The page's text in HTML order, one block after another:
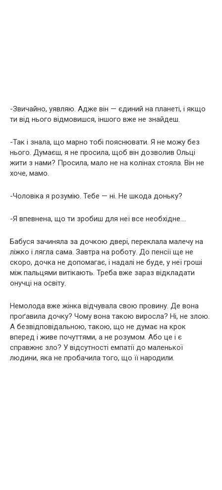
-Звичайно, уявляю. Адже він — єдиний на планеті, і якщо
ти від нього відмовишся, іншого вже не знайдеш.
-Так і знала, що марно тобі пояснювати. Я не можу без
нього. Думаєш, я не просила, щоб він дозволив Ольці
жити з нами? Просила, мало не на колінах стояла. Він не
хоче, мамо.
-Чоловіка я розумію. Тебе — ні. Не шкода доньку?
-Я впевнена, що ти зробиш для неї все необхідне….
Бабуся зачиняла за дочкою двері, переклала малечу на
ліжко і лягла сама. Завтра на роботу. До пенсії ще не
скоро, дочка не допомагає, і надалі не буде, у неї гроші
між пальцями витікають. Треба вже зараз відкладати
онучці на освіту.
Немолода вже жінка відчувала свою провину. Де вона
проґавила дочку? Чому вона такою виросла? Ні, не злою.
А безвідповідальною, такою, що не думає на крок
вперед і живе почуттями, а не розумом. Або це і є
справжнє зло? У відсутності емпатії до маленької
людини, яка не пробачила того, що її народили.